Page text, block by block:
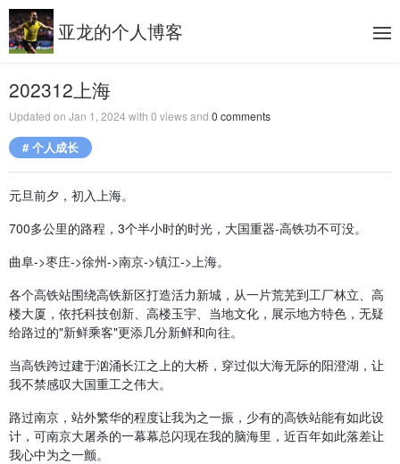
亚龙的个人博客
202312上海
Updated on Jan 1, 2024 with 0 views and 0 comments
# 个人成长
元旦前夕，初入上海。
700多公里的路程，3个半小时的时光，大国重器-高铁功不可没。
曲阜->枣庄->徐州->南京->镇江->上海。
各个高铁站围绕高铁新区打造活力新城，从一片荒芜到工厂林立、高
楼大厦，依托科技创新、高楼玉宇、当地文化，展示地方特色，无疑
给路过的"新鲜乘客"更添几分新鲜和向往。
当高铁跨过建于汹涌长江之上的大桥，穿过似大海无际的阳澄湖，让
我不禁感叹大国重工之伟大。
路过南京，站外繁华的程度让我为之一振，少有的高铁站能有如此设
计，可南京大屠杀的一幕幕总闪现在我的脑海里，近百年如此落差让
我心中为之一颤。